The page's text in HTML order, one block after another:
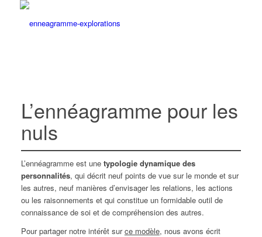
L’ennéagramme pour les
nuls
L’ennéagramme est une typologie dynamique des
personnalités, qui décrit neuf points de vue sur le monde et sur
les autres, neuf manières d’envisager les relations, les actions
ou les raisonnements et qui constitue un formidable outil de
connaissance de soi et de compréhension des autres.
Pour partager notre intérêt surce modèle, nous avons écrit